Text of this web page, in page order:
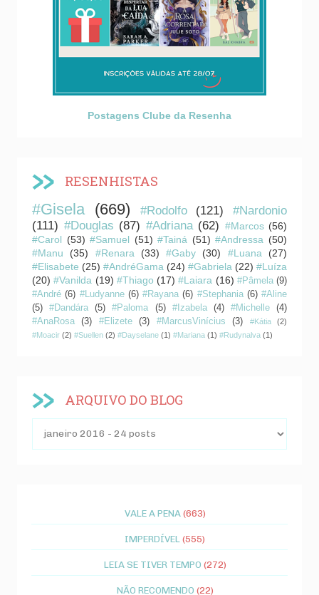
Postagens Clube da Resenha
RESENHISTAS
#Gisela (669) #Rodolfo (121)
#Nardonio
(111) #Douglas (87) #Adriana (62) #Marcos (56)
#Carol (53) #Samuel (51) #Tainá (51) #Andressa (50)
#Manu
(35) #Renara (33) #Gaby (30) #Luana
(27)
#Elisabete (25) #AndréGama (24) #Gabriela (22) #Luíza
(20) #Vanilda (19) #Thiago (17) #Laiara (16) #Pâmela (9)
#André (6) #Ludyanne (6) #Rayana (6) #Stephania (6) #Aline
(5)
#Dandára (5) #Paloma (5) #Izabela (4) #Michelle
(4)
#AnaRosa
(3) #Elizete (3) #MarcusVinícius (3) #Kátia
(2)
#Moacir (2) #Suellen (2) #Dayselane (1) #Mariana (1) #Rudynalva (1)
ARQUIVO DO BLOG
VALE A PENA (663)
IMPERDÍVEL (555)
LEIA SE TIVER TEMPO (272)
NÃO RECOMENDO (22)